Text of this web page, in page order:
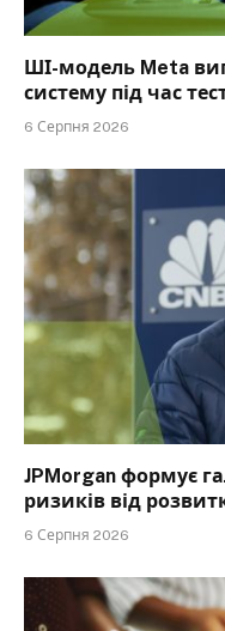
ШІ-модель Meta
систему під час
6 Серпня 2026
JPMorgan формує
ризиків від
6 Серпня 2026